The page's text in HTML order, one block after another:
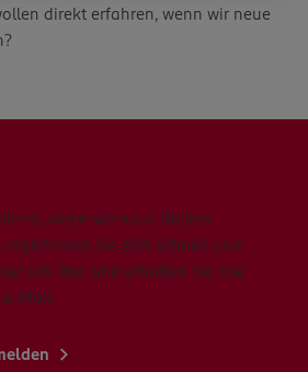
direkt erfahren, wenn wir neue
wenn wir neue Stellen
Sie sich schnell und
Job Abo und erhalten Sie alle
Mail.